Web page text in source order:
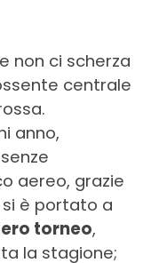
non ci scherza
centrale
anno,
aereo, grazie
si è portato a
torneo,
la stagione;